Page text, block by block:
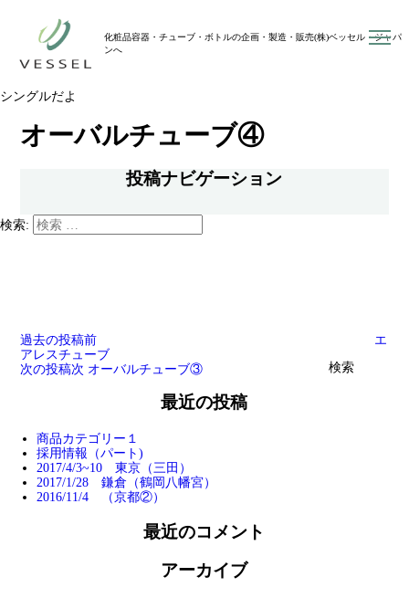
化粧品容器・チューブ・ボトルの企画・製造・販売(株)ベッセル・ジャパ
ンへ
シングルだよ
オーバルチューブ④
投稿ナビゲーション
過去の投稿前
エ
アレスチューブ
次の投稿次 オーバルチューブ③
検索:
検索
最近の投稿
商品カテゴリー１
採用情報（パート)
2017/4/3~10 東京（三田）
2017/1/28 鎌倉（鶴岡八幡宮）
2016/11/4 （京都②）
最近のコメント
アーカイブ